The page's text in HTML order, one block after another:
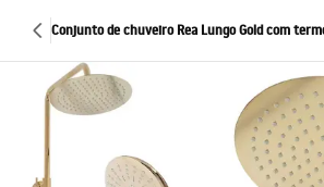
Conjunto de chuveiro Rea Lungo Gold com